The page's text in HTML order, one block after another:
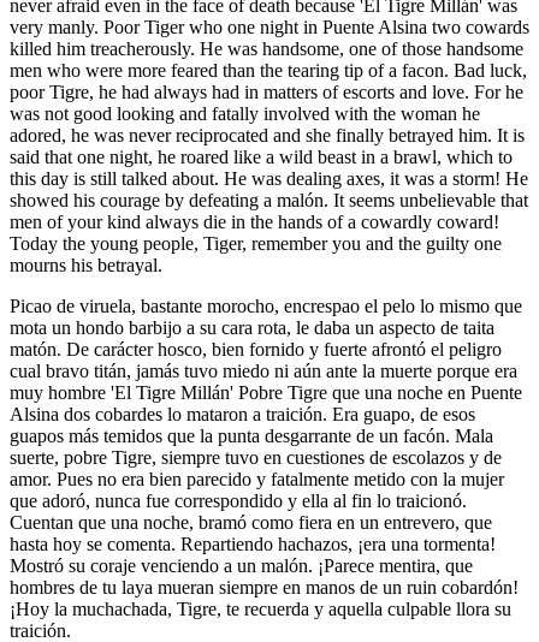
never afraid even in the face of death because 'El Tigre Millán' was
very manly. Poor Tiger who one night in Puente Alsina two cowards
killed him treacherously. He was handsome, one of those handsome
men who were more feared than the tearing tip of a facon. Bad luck,
poor Tigre, he had always had in matters of escorts and love. For he
was not good looking and fatally involved with the woman he
adored, he was never reciprocated and she finally betrayed him. It is
said that one night, he roared like a wild beast in a brawl, which to
this day is still talked about. He was dealing axes, it was a storm! He
showed his courage by defeating a malón. It seems unbelievable that
men of your kind always die in the hands of a cowardly coward!
Today the young people, Tiger, remember you and the guilty one
mourns his betrayal.
Picao de viruela, bastante morocho, encrespao el pelo lo mismo que
mota un hondo barbijo a su cara rota, le daba un aspecto de taita
matón. De carácter hosco, bien fornido y fuerte afrontó el peligro
cual bravo titán, jamás tuvo miedo ni aún ante la muerte porque era
muy hombre 'El Tigre Millán' Pobre Tigre que una noche en Puente
Alsina dos cobardes lo mataron a traición. Era guapo, de esos
guapos más temidos que la punta desgarrante de un facón. Mala
suerte, pobre Tigre, siempre tuvo en cuestiones de escolazos y de
amor. Pues no era bien parecido y fatalmente metido con la mujer
que adoró, nunca fue correspondido y ella al fin lo traicionó.
Cuentan que una noche, bramó como fiera en un entrevero, que
hasta hoy se comenta. Repartiendo hachazos, ¡era una tormenta!
Mostró su coraje venciendo a un malón. ¡Parece mentira, que
hombres de tu laya mueran siempre en manos de un ruin cobardón!
¡Hoy la muchachada, Tigre, te recuerda y aquella culpable llora su
traición.